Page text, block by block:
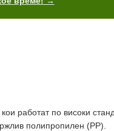
работат по високи
полипропилен (PP).